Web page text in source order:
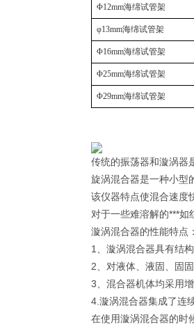
Φ12mm海绵试管架
φ13mm海绵试管架
Φ16mm海绵试管架
Φ25mm海绵试管架
Φ29mm海绵试管架
传统的振荡器和漩涡器
旋涡混合器是一种小型
该仪器特点使混合速度
对于一些难溶解的***
漩涡混合器的性能特点
1、漩涡混合器具有结
2、对液体、液固、固
3、混合器机体均采用
4.漩涡混合器集成了连
在使用漩涡混合器的时